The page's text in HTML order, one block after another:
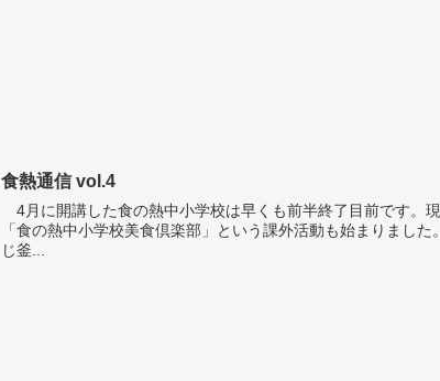
食熱通信 vol.4
4月に開講した食の熱中小学校は早くも前半終了目前です。
「食の熱中小学校美食倶楽部」という課外活動も始まりまし
じ釜...